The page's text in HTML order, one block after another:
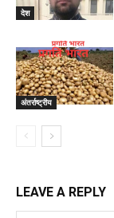
देश
अंतर्राष्ट्रीय
LEAVE A REPLY